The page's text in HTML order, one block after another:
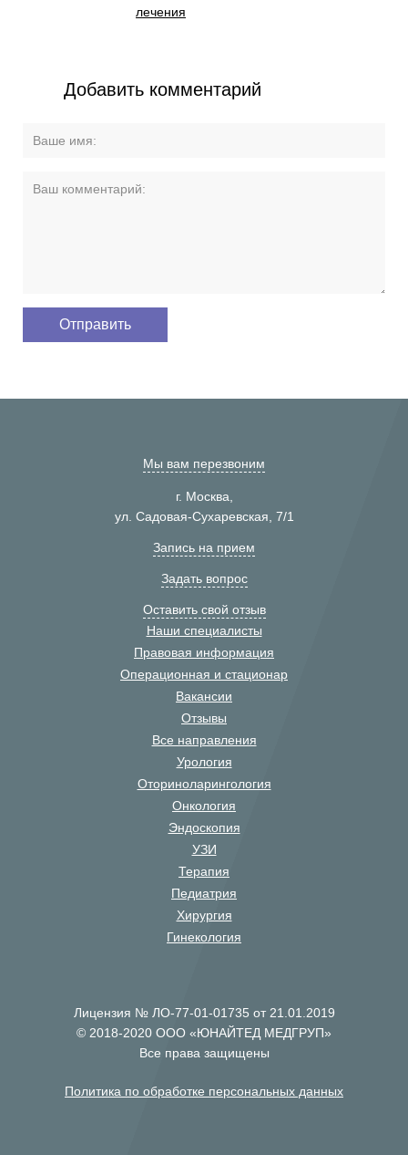
лечения
Добавить комментарий
Мы вам перезвоним
г. Москва,
ул. Садовая-Сухаревская, 7/1
Запись на прием
Задать вопрос
Оставить свой отзыв
Наши специалисты
Правовая информация
Операционная и стационар
Вакансии
Отзывы
Все направления
Урология
Оториноларингология
Онкология
Эндоскопия
УЗИ
Терапия
Педиатрия
Хирургия
Гинекология
Лицензия № ЛО-77-01-01735 от 21.01.2019
© 2018-2020 ООО «ЮНАЙТЕД МЕДГРУП»
Все права защищены
Политика по обработке персональных данных